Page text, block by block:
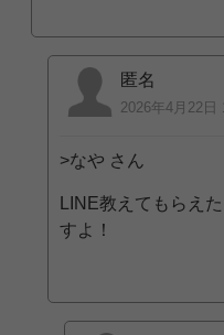
匿名
2026年4月22日
>なや さん
LINE教えてもらえ
すよ！